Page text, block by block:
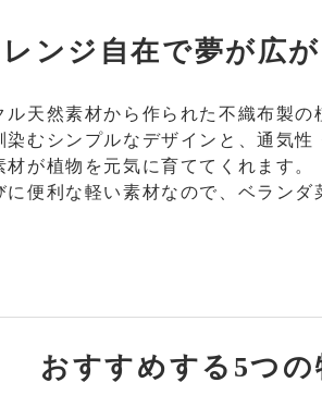
ンジ自在で夢が広
ル天然素材から作られた不織布製の
染むシンプルなデザインと、通気性
材が植物を元気に育ててくれます。
に便利な軽い素材なので、ベランダ
おすすめする 5つの